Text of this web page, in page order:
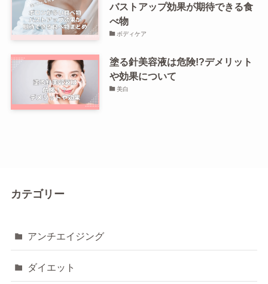
バストアップ効果が期待できる食
べ物
ボディケア
塗る針美容液は危険!?デメリット
や効果について
美白
カテゴリー
アンチエイジング
ダイエット